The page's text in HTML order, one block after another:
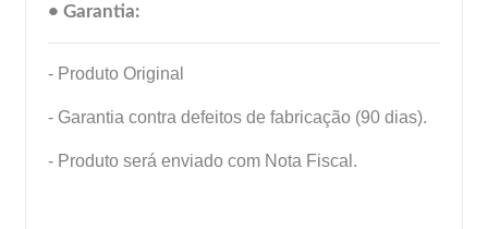
• Garantia:
- Produto Original
- Garantia contra defeitos de fabricação (90 dias).
- Produto será enviado com Nota Fiscal.